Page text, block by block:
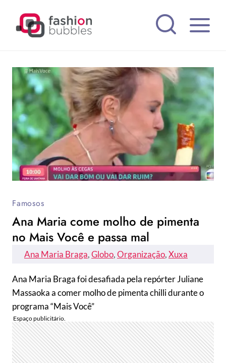
Famosos
Ana Maria come molho de pimenta
no Mais Você e passa mal
Ana Maria Braga, Globo, Organização, Xuxa
Ana Maria Braga foi desafiada pela repórter Juliane
Massaoka a comer molho de pimenta chilli durante o
programa “Mais Você”